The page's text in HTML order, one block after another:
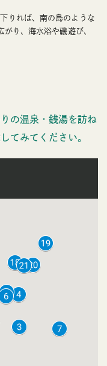
りれば、南の島のような
り、海水浴や磯遊び、
の温泉・銭湯を訪ね
てみてください。